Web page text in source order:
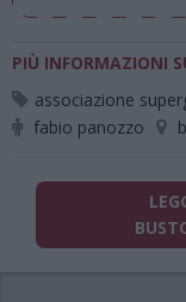
PIÙ INFORMAZIONI
associazione
fabio panozzo